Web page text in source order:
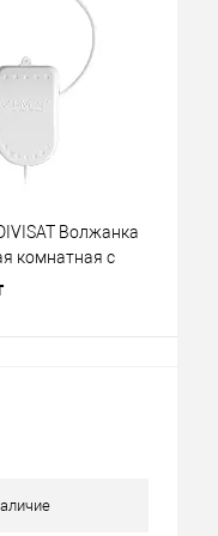
К сравнению
В наличии
Волжанка
комнатная с